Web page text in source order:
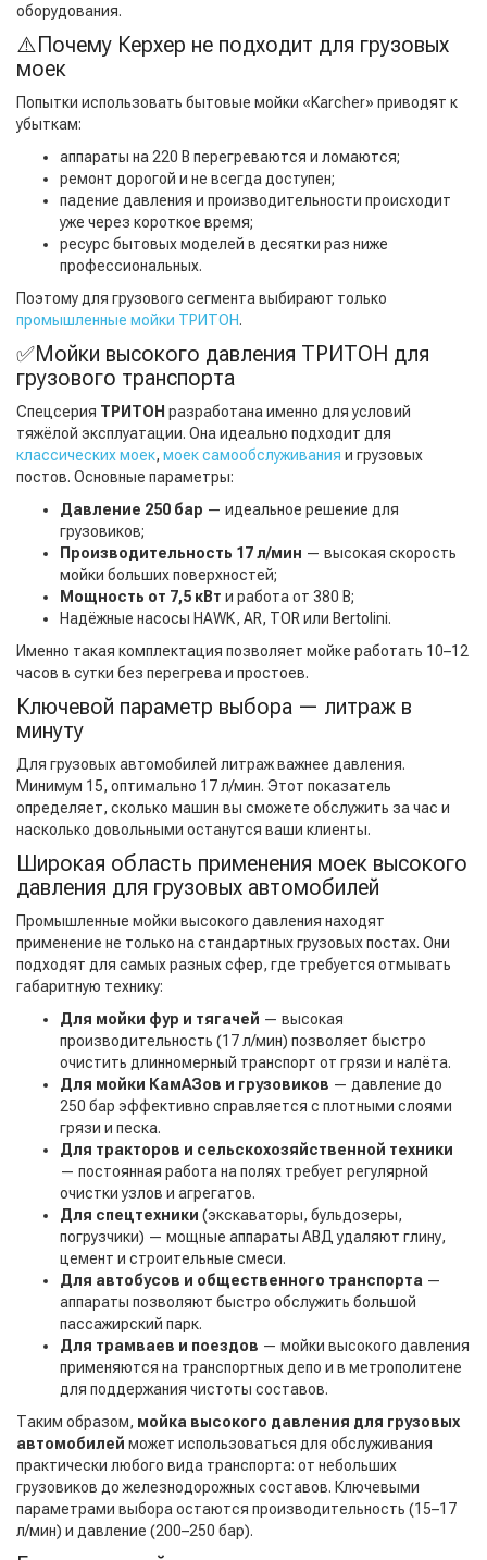
оборудования.
⚠️Почему Керхер не подходит для грузовых
моек
Попытки использовать бытовые мойки «Karcher» приводят к
убыткам:
аппараты на 220 В перегреваются и ломаются;
ремонт дорогой и не всегда доступен;
падение давления и производительности происходит
уже через короткое время;
ресурс бытовых моделей в десятки раз ниже
профессиональных.
Поэтому для грузового сегмента выбирают только
промышленные мойки ТРИТОН.
✅Мойки высокого давления ТРИТОН для
грузового транспорта
Спецсерия ТРИТОН разработана именно для условий
тяжёлой эксплуатации. Она идеально подходит для
классических моек, моек самообслуживания и грузовых
постов. Основные параметры:
Давление 250 бар — идеальное решение для
грузовиков;
Производительность 17 л/мин — высокая скорость
мойки больших поверхностей;
Мощность от 7,5 кВт и работа от 380 В;
Надёжные насосы HAWK, AR, TOR или Bertolini.
Именно такая комплектация позволяет мойке работать 10–12
часов в сутки без перегрева и простоев.
Ключевой параметр выбора — литраж в
минуту
Для грузовых автомобилей литраж важнее давления.
Минимум 15, оптимально 17 л/мин. Этот показатель
определяет, сколько машин вы сможете обслужить за час и
насколько довольными останутся ваши клиенты.
Широкая область применения моек высокого
давления для грузовых автомобилей
Промышленные мойки высокого давления находят
применение не только на стандартных грузовых постах. Они
подходят для самых разных сфер, где требуется отмывать
габаритную технику:
Для мойки фур и тягачей — высокая
производительность (17 л/мин) позволяет быстро
очистить длинномерный транспорт от грязи и налёта.
Для мойки КамАЗов и грузовиков — давление до
250 бар эффективно справляется с плотными слоями
грязи и песка.
Для тракторов и сельскохозяйственной техники
— постоянная работа на полях требует регулярной
очистки узлов и агрегатов.
Для спецтехники (экскаваторы, бульдозеры,
погрузчики) — мощные аппараты АВД удаляют глину,
цемент и строительные смеси.
Для автобусов и общественного транспорта —
аппараты позволяют быстро обслужить большой
пассажирский парк.
Для трамваев и поездов — мойки высокого давления
применяются на транспортных депо и в метрополитене
для поддержания чистоты составов.
Таким образом, мойка высокого давления для грузовых
автомобилей может использоваться для обслуживания
практически любого вида транспорта: от небольших
грузовиков до железнодорожных составов. Ключевыми
параметрами выбора остаются производительность (15–17
л/мин) и давление (200–250 бар).